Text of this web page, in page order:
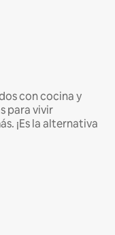
con cocina y
para vivir
¡Es la alternativa